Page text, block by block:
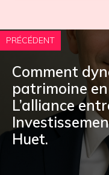
PRÉCÉDENT
Comment
patrimoine
L’alliance
Huet.